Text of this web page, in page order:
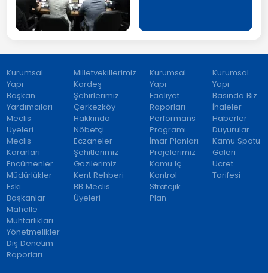
Kurumsal
Yapı
Başkan
Yardımcıları
Meclis
Üyeleri
Meclis
Kararları
Encümenler
Müdürlükler
Eski
Başkanlar
Mahalle
Muhtarlıkları
Yönetmelikler
Dış Denetim
Raporları
Milletvekillerimiz
Kardeş
Şehirlerimiz
Çerkezköy
Hakkında
Nöbetçi
Eczaneler
Şehitlerimiz
Gazilerimiz
Kent Rehberi
BB Meclis
Üyeleri
Kurumsal
Yapı
Faaliyet
Raporları
Performans
Programı
İmar Planları
Projelerimiz
Kamu İç
Kontrol
Stratejik
Plan
Kurumsal
Yapı
Basında Biz
İhaleler
Haberler
Duyurular
Kamu Spotu
Galeri
Ücret
Tarifesi